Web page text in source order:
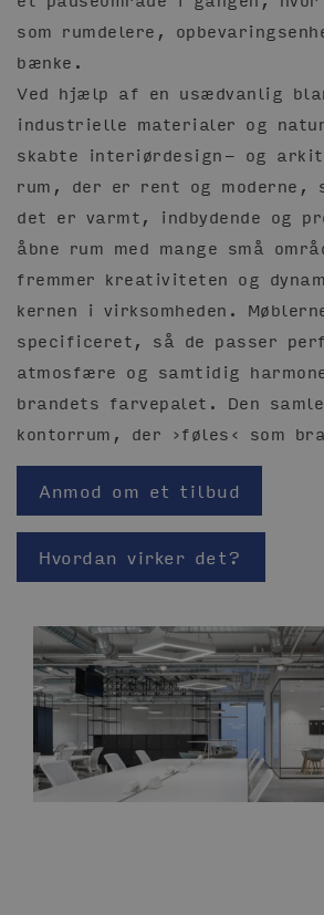
som rumdelere,
bænke.
Ved hjælp af en usædvanlig
industrielle materialer og
skabte interiørdesign- og
rum, der er rent og moderne,
det er varmt, indbydende og
åbne rum med mange små
fremmer kreativiteten og
kernen i virksomheden.
specificeret, så de passer
atmosfære og samtidig
brandets farvepalet. Den
kontorrum, der ›føles‹ som
Anmod om et tilbud
Hvordan virker det?